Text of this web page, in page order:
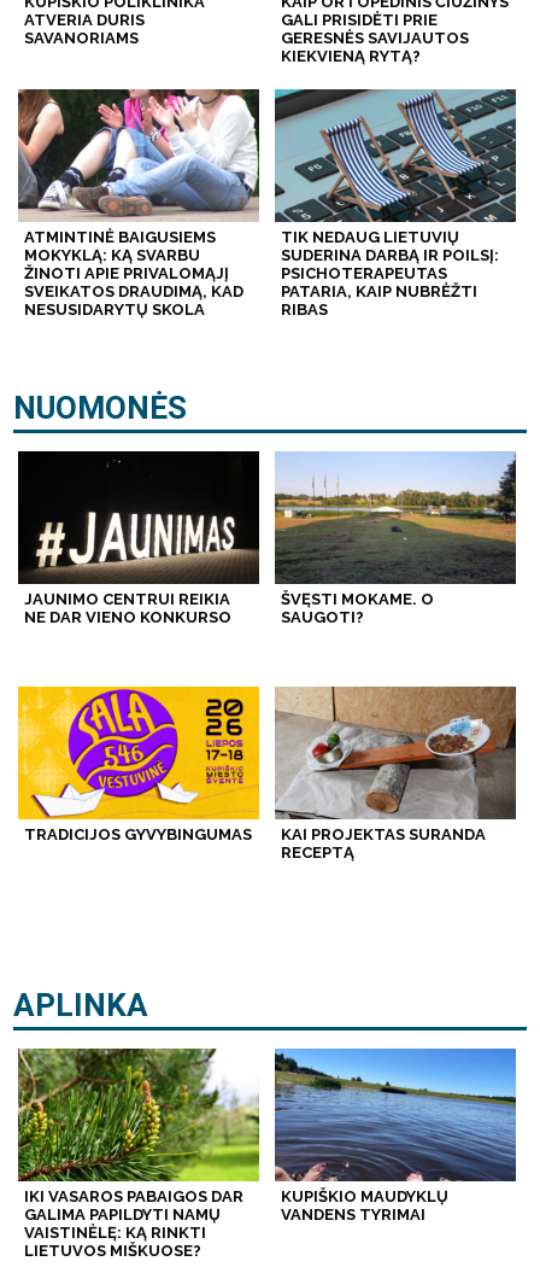
ATVERIA DURIS
SAVANORIAMS
GALI PRISIDĖTI PRIE
GERESNĖS SAVIJAUTOS
KIEKVIENĄ RYTĄ?
ATMINTINĖ BAIGUSIEMS
MOKYKLĄ: KĄ SVARBU
ŽINOTI APIE PRIVALOMĄJĮ
SVEIKATOS DRAUDIMĄ, KAD
NESUSIDARYTŲ SKOLA
TIK NEDAUG LIETUVIŲ
SUDERINA DARBĄ IR POILSĮ:
PSICHOTERAPEUTAS
PATARIA, KAIP NUBRĖŽTI
RIBAS
NUOMONĖS
JAUNIMO CENTRUI REIKIA
NE DAR VIENO KONKURSO
ŠVĘSTI MOKAME. O
SAUGOTI?
TRADICIJOS GYVYBINGUMAS
KAI PROJEKTAS SURANDA
RECEPTĄ
APLINKA
IKI VASAROS PABAIGOS DAR
GALIMA PAPILDYTI NAMŲ
VAISTINĖLĘ: KĄ RINKTI
LIETUVOS MIŠKUOSE?
KUPIŠKIO MAUDYKLŲ
VANDENS TYRIMAI